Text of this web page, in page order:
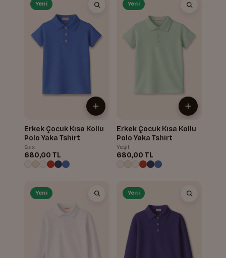
Yeni
Erkek Çocuk Kısa Kollu
Polo Yaka Tshirt
Sax
680,00 TL
Yeni
Erkek Çocuk Kısa Kollu
Polo Yaka Tshirt
Yeşil
680,00 TL
Yeni Yeni